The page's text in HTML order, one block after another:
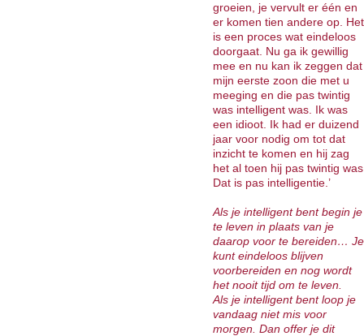
groeien, je vervult er één en
er komen tien andere op. Het
is een proces wat eindeloos
doorgaat. Nu ga ik gewillig
mee en nu kan ik zeggen dat
mijn eerste zoon die met u
meeging en die pas twintig
was intelligent was. Ik was
een idioot. Ik had er duizend
jaar voor nodig om tot dat
inzicht te komen en hij zag
het al toen hij pas twintig
Dat is pas intelligentie.’
Als je intelligent bent begin je
te leven in plaats van je
daarop voor te bereiden… Je
kunt eindeloos blijven
voorbereiden en nog wordt
het nooit tijd om te leven.
Als je intelligent bent loop je
vandaag niet mis voor
morgen. Dan offer je dit